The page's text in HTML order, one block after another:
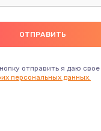
отправить я даю свое
персональных данных.